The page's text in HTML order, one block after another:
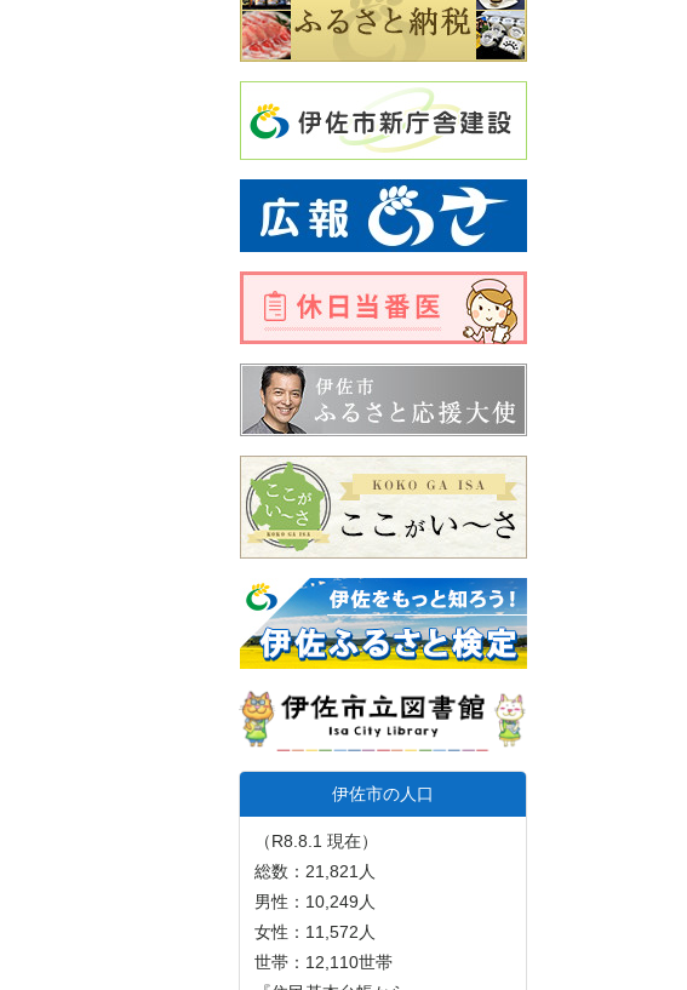
伊佐市の人口
（R8.8.1 現在）
総数：21,821人
男性：10,249人
女性：11,572人
世帯：12,110世帯